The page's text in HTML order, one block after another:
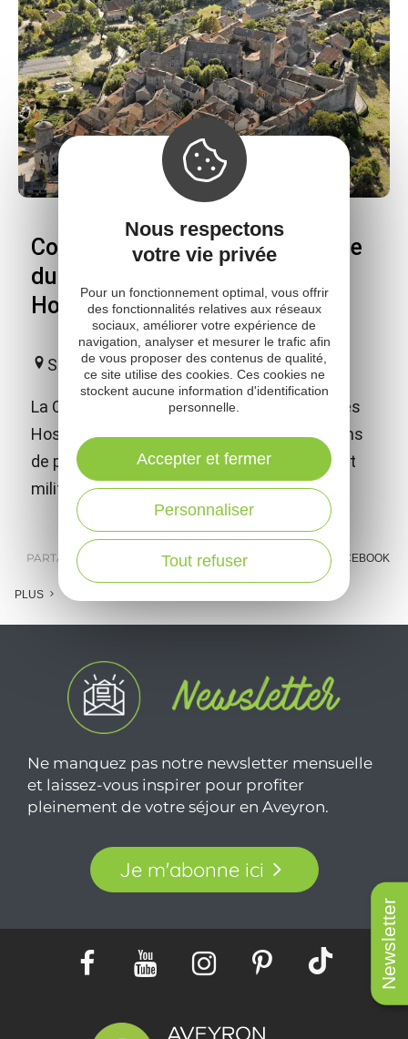
Newsletter
Commanderie du Larzac - visite
du monument Templier
Hospitalier
Sainte-Eulalie-de-Cernon
La Commanderie, siège des Templiers et des
Hospitaliers témoigne à elle seule de 600 ans
de présence continue des ordres religieux et
militaires en Occident.
PARTAGER : E-MAIL MESSENGER FACEBOOK
PLUS
Ne manquez pas notre newsletter mensuelle
et laissez-vous inspirer pour profiter
pleinement de votre séjour en Aveyron.
Je m'abonne ici
Nous respectons
votre vie privée
Pour un fonctionnement optimal, vous offrir
des fonctionnalités relatives aux réseaux
sociaux, améliorer votre expérience de
navigation, analyser et mesurer le trafic afin
de vous proposer des contenus de qualité,
ce site utilise des cookies. Ces cookies ne
stockent aucune information d'identification
personnelle.
Tout refuser
Personnaliser
Accepter et fermer